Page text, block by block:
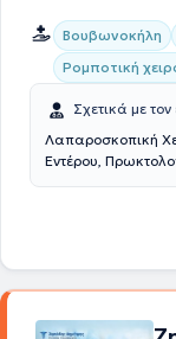
Βουβωνοκήλη
Ρομποτική
Σχετικά με τον
Λαπαροσκοπική
Εντέρου,